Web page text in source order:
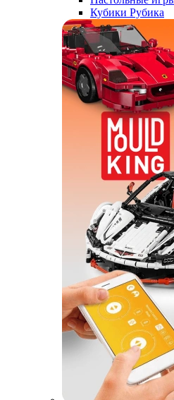
Кубики Рубика